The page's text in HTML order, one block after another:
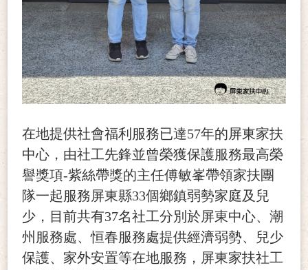
在地提供社會福利服務已達57年的屏東家扶
中心，由社工先鋒並曾榮獲保護服務最高榮
譽獎項-紫絲帶獎的主任傅敏峯帶領家扶團
隊一起服務屏東縣33個鄉鎮弱勢家庭及兒
少，目前共有37名社工分別於屏東中心、潮
州服務處、恒春服務處提供經濟弱勢、兒少
保護、家外安置等在地服務，屏東家扶社工